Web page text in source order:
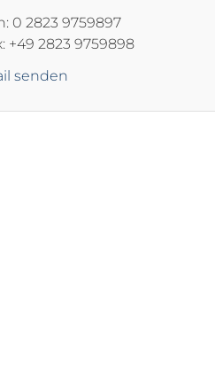
0 2823 9759897
+49 2823 9759898
senden